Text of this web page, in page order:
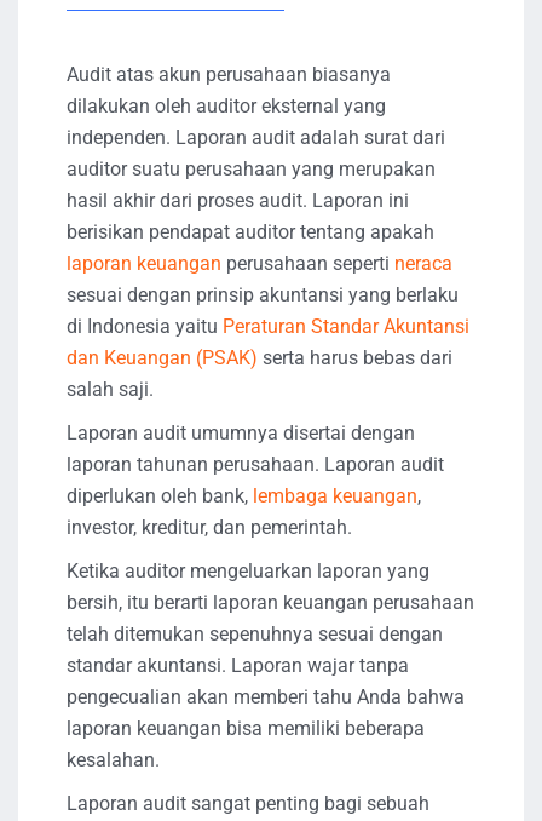
Audit atas akun perusahaan biasanya
dilakukan oleh auditor eksternal yang
independen. Laporan audit adalah surat dari
auditor suatu perusahaan yang merupakan
hasil akhir dari proses audit. Laporan ini
berisikan pendapat auditor tentang apakah
laporan keuangan perusahaan seperti neraca
sesuai dengan prinsip akuntansi yang berlaku
di Indonesia yaitu Peraturan Standar Akuntansi
dan Keuangan (PSAK) serta harus bebas dari
salah saji.
Laporan audit umumnya disertai dengan
laporan tahunan perusahaan. Laporan audit
diperlukan oleh bank, lembaga keuangan,
investor, kreditur, dan pemerintah.
Ketika auditor mengeluarkan laporan yang
bersih, itu berarti laporan keuangan perusahaan
telah ditemukan sepenuhnya sesuai dengan
standar akuntansi. Laporan wajar tanpa
pengecualian akan memberi tahu Anda bahwa
laporan keuangan bisa memiliki beberapa
kesalahan.
Laporan audit sangat penting bagi sebuah